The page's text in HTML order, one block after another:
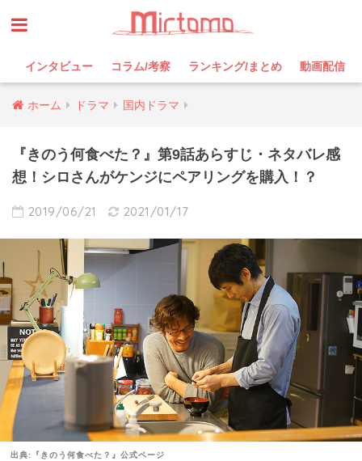
インタビュー コラム/考察 ランキング/まとめ 動画配信
ホーム ドラマ 国内ドラマ
『きのう何食べた？』第9話あらすじ・ネタバレ感
想！シロさんがケンジにペアリングを購入！？
2019/06/21 2021/01/17
出典:『きのう何食べた？』公式ページ